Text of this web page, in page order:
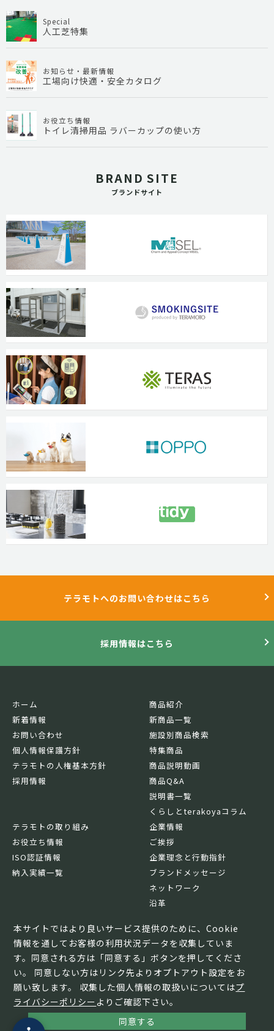
Special
人工芝特集
お知らせ・最新情報
工場向け快適・安全カタログ
お役立ち情報
トイレ清掃用品 ラバーカップの使い方
BRAND SITE
ブランドサイト
本サイトではより良いサービス提供のために、Cookie
情報を通してお客様の利用状況データを収集していま
す。同意される方は「同意する」ボタンを押してくださ
い。 同意しない方はリンク先よりオプトアウト設定をお
願い致します。 収集した個人情報の取扱いについてはプ
ライバシーポリシー よりご確認下さい。
同意する
テラモトへのお問い合わせはこちら
採用情報はこちら
ホーム
新着情報
お問い合わせ
個人情報保護方針
テラモトの人権基本方針
採用情報
商品紹介
新商品一覧
施設別商品検索
特集商品
商品説明動画
商品Q&A
説明書一覧
くらしとterakoyaコラム
テラモトの取り組み
お役立ち情報
ISO認証情報
納入実績一覧
企業情報
ご挨拶
企業理念と行動指針
ブランドメッセージ
ネットワーク
沿革